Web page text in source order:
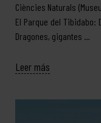
Ciències Naturals
El Parque del
Dragones, gigantes …
Leer más